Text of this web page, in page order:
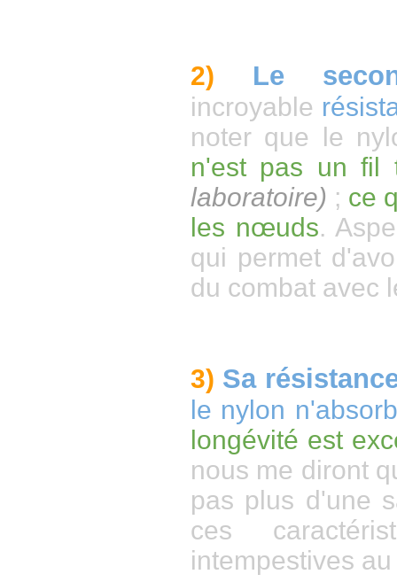
2) Le
incroyable
noter que le
n'est pas un fil
laboratoire) ; ce
les nœuds.
qui permet
du combat avec
3) Sa
le nylon
longévité est
nous me diront
pas plus d'une
ces
intempestives